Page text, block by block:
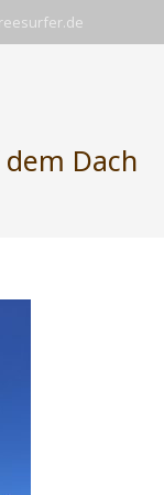
Dach